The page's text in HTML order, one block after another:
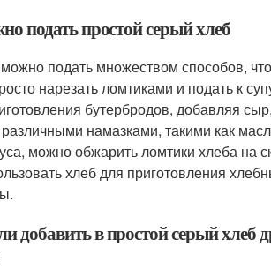
подать простой серый хлеб
подать множеством способов,
нарезать ломтиками и подать к
бутербродов, добавляя
намазками, такими как
можно обжарить ломтики хлеба на
хлеб для приготовления
в простой серый хлеб